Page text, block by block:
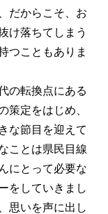
だからこそ、お
け落ちてしまう
つこともありま
の転換点にある
策定をはじめ、
な節目を迎えて
ことは県民目線
にとって必要な
をしていきまし
思いを声に出し